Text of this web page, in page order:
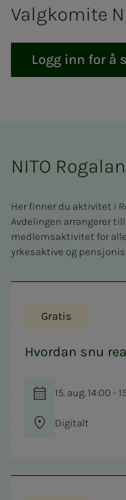
Valgkomite
Logg inn for å
NITO
Her finner du aktivitet i
Avdelingen arrangerer
medlemsaktivitet for
yrkesaktive og
Gratis
Hvordan snu
15. aug. 14:00 -
Digitalt